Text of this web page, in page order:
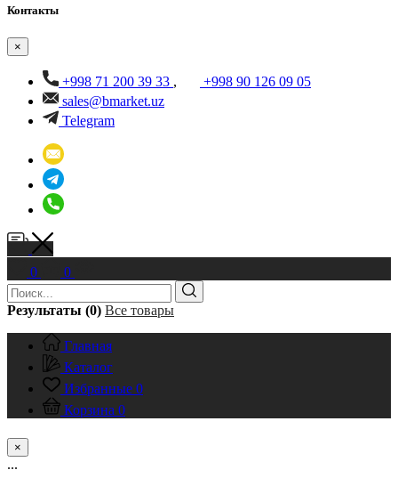
Контакты
×
+998 71 200 39 33 ,
+998 90 126 09 05
sales@bmarket.uz
Telegram
0 0
Результаты (0) Все товары
Главная
Каталог
Избранные 0
Корзина 0
×
...